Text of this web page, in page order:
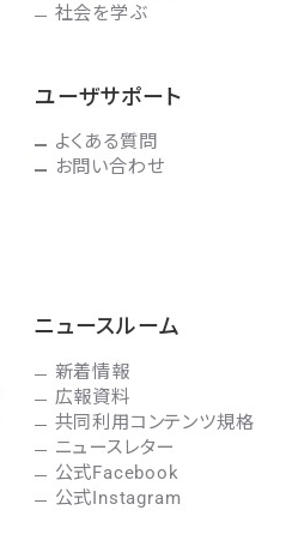
社会を学ぶ
ユーザサポート
よくある質問
お問い合わせ
ニュースルーム
新着情報
広報資料
共同利用コンテンツ規格
ニュースレター
公式Facebook
公式Instagram